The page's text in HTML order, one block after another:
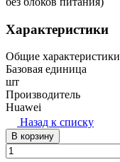
Характеристики
Общие характеристики
Базовая единица
шт
Производитель
Huawei
Назад к списку
В корзину